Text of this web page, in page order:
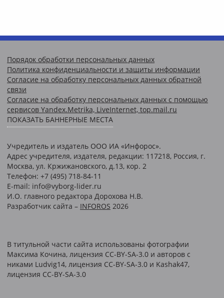
Порядок обработки персональных данных
Политика конфиденциальности и защиты информации
Согласие на обработку персональных данных обратной
связи
Согласие на обработку персональных данных с помощью
сервисов Yandex.Metrika, LiveInternet, top.mail.ru
ПОКАЗАТЬ БАННЕРНЫЕ МЕСТА
Учредитель и издатель ООО ИА «Инфорос».
Адрес учредителя, издателя, редакции: 117218, Россия, г.
Москва, ул. Кржижановского, д.13, кор. 2
Телефон: +7 (495) 718-84-11
E-mail: info@vyborg-lider.ru
И.О. главного редактора Дорохова Н.В.
Разработчик сайта – INFOROS 2026
В титульной части сайта использованы фотографии
Максима Кочина, лицензия CC-BY-SA-3.0 и авторов c
никами Ludvig14, лицензия CC-BY-SA-3.0 и Kashak47,
лицензия CC-BY-SA-3.0